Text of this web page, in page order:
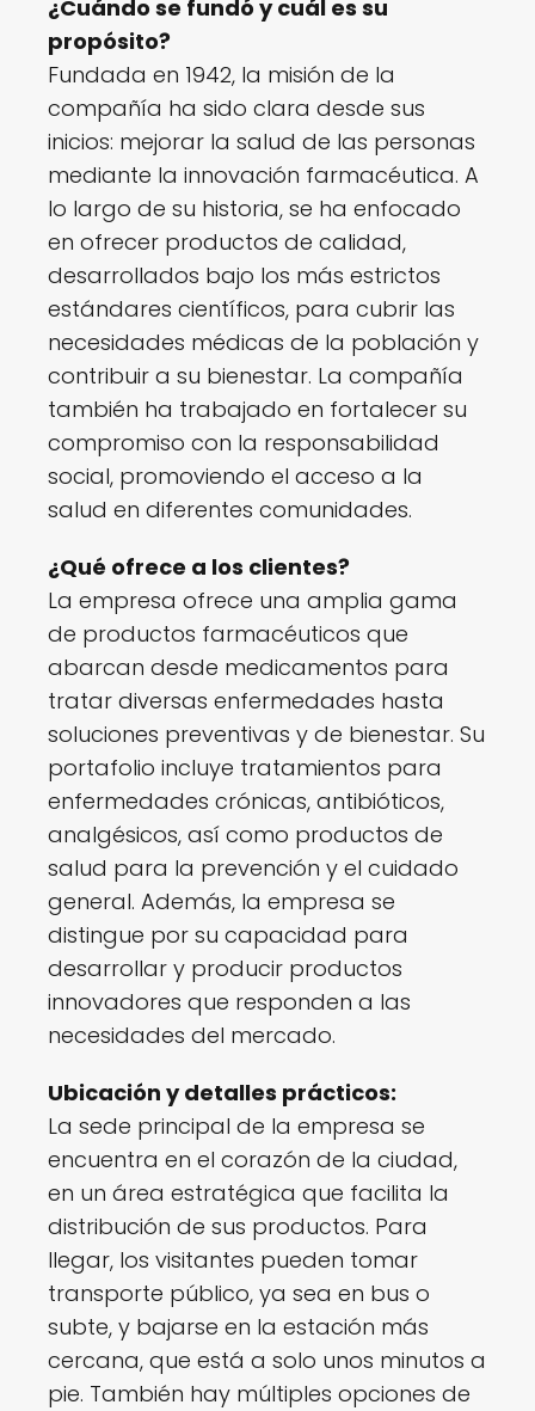
¿Cuándo se fundó y cuál es su
propósito?
Fundada en 1942, la misión de la
compañía ha sido clara desde sus
inicios: mejorar la salud de las personas
mediante la innovación farmacéutica. A
lo largo de su historia, se ha enfocado
en ofrecer productos de calidad,
desarrollados bajo los más estrictos
estándares científicos, para cubrir las
necesidades médicas de la población y
contribuir a su bienestar. La compañía
también ha trabajado en fortalecer su
compromiso con la responsabilidad
social, promoviendo el acceso a la
salud en diferentes comunidades.
¿Qué ofrece a los clientes?
La empresa ofrece una amplia gama
de productos farmacéuticos que
abarcan desde medicamentos para
tratar diversas enfermedades hasta
soluciones preventivas y de bienestar. Su
portafolio incluye tratamientos para
enfermedades crónicas, antibióticos,
analgésicos, así como productos de
salud para la prevención y el cuidado
general. Además, la empresa se
distingue por su capacidad para
desarrollar y producir productos
innovadores que responden a las
necesidades del mercado.
Ubicación y detalles prácticos:
La sede principal de la empresa se
encuentra en el corazón de la ciudad,
en un área estratégica que facilita la
distribución de sus productos. Para
llegar, los visitantes pueden tomar
transporte público, ya sea en bus o
subte, y bajarse en la estación más
cercana, que está a solo unos minutos a
pie. También hay múltiples opciones de